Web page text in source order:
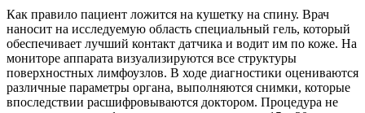
Как правило пациент ложится на кушетку на спину. Врач
наносит на исследуемую область специальный гель, который
обеспечивает лучший контакт датчика и водит им по коже. На
мониторе аппарата визуализируются все структуры
поверхностных лимфоузлов. В ходе диагностики оцениваются
различные параметры органа, выполняются снимки, которые
впоследствии расшифровываются доктором. Процедура не